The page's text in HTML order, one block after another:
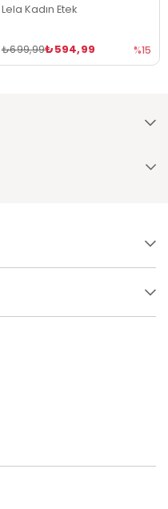
Lela Kadın Etek
₺594,99
₺699,99 %15